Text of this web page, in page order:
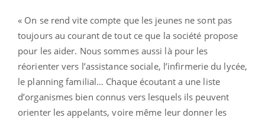
« On se rend vite compte que les jeunes ne sont pas
toujours au courant de tout ce que la société propose
pour les aider. Nous sommes aussi là pour les
réorienter vers l’assistance sociale, l’infirmerie du lycée,
le planning familial… Chaque écoutant a une liste
d’organismes bien connus vers lesquels ils peuvent
orienter les appelants, voire même leur donner les